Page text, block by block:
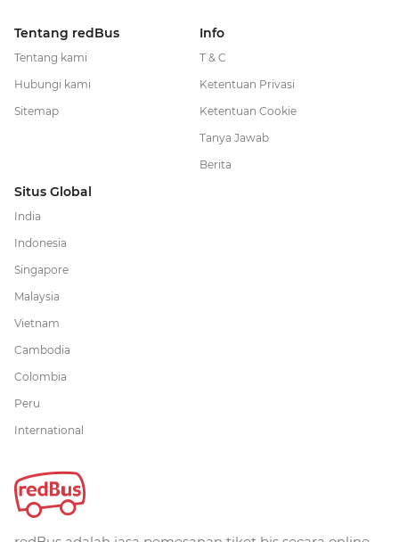
Tentang redBus
Tentang kami
Hubungi kami
Sitemap
Info
T & C
Ketentuan Privasi
Ketentuan Cookie
Tanya Jawab
Berita
Situs Global
India
Indonesia
Singapore
Malaysia
Vietnam
Cambodia
Colombia
Peru
International